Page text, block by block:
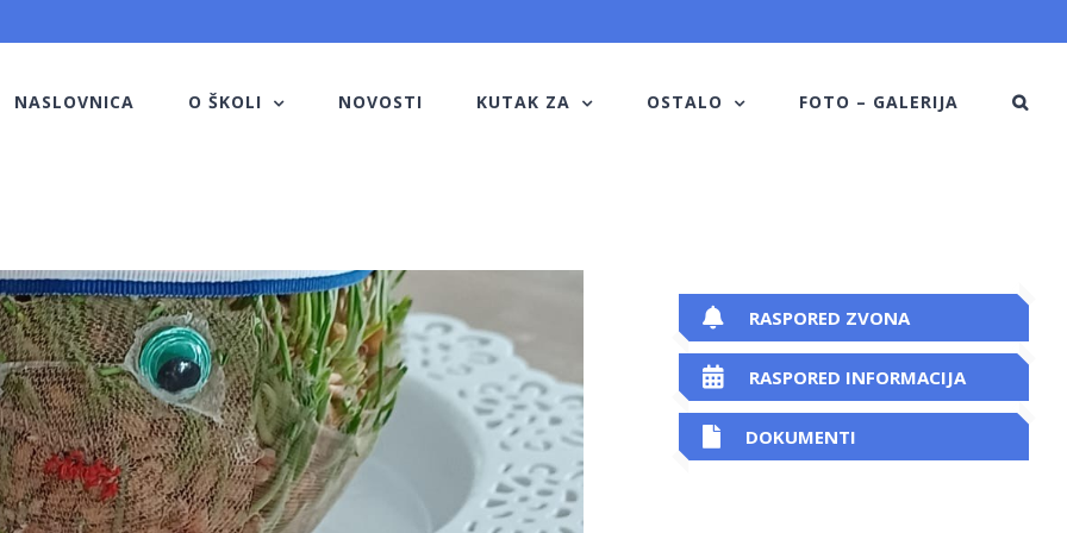
NASLOVNICA O ŠKOLI NOVOSTI KUTAK ZA OSTALO FOTO – GALERIJA
RASPORED ZVONA
RASPORED INFORMACIJA
DOKUMENTI